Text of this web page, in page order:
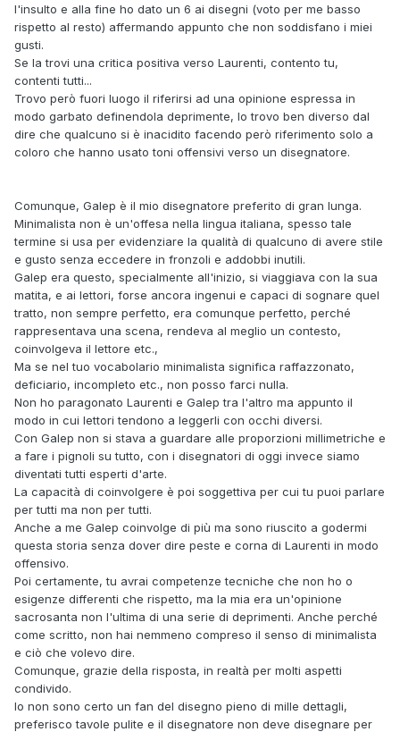
Un disegno esteticamente "scarno" può essere
efficacissimo, e "funzionare" molto meglio di uno pieno di
inutili dettaglietti da un tanto al chilo (anche se oggi, a
vedere l'orror vacui che prende i lettori alla vista di un
centimetro quadrato vuoto, mi fa pensare che molti valutino
i disegni davvero in base alla quantità di segni. Ma questo è
un altro discorso, che non hai fatto, quindi lasciamo
perdere...).
"eleganza", quindi vogliamo parlare di Donatelli? Che non
vincerà mai nessun premio come "artista" ma che era una
colonna di Zagor, e di cui nessun lettore, mai, ha mai detto
"non capisco cosa succede in questa vignetta"? O per fare
esempi extra-bonelli, parliamo dei Peanuts, o di Leo Ortolani
(di cui una nota occupatrice di sedie in salotti televisivi
disse "così so disegnare anch'io", dimostrando in un solo
colpo la sua incompetenza fumettistica e la sua arroganza.
Ma d'altronde ancora oggi c'è gente che sostiene che
Barks fosse scarso perché non faceva i tondi delle teste di
papero perfetti...)
Parliamo invece dei fulgidi esempi di quelli che vengono
esaltati come grandi disegnatori ma che si fa fatica a
leggere? Qualcuno ha letto la "graphic Novel" di Silver
Surfer di Castellini, che doveva rinnovare i fasti di John
Buscema? Non se la ricorda nessuno mentre Buscema è
immortale, magari perché Buscema era più frettoloso e
metteva meno dettagli, ma sapeva come creare tavole
dinamiche, mentre Castellini in quell'albo ha fatto
dettagliatissimi quadri scollegati uno dall'altro (altri fumetti li
ha disegnati molto meglio, ma lì davvero per la foga di
dettagliare tutto si è perso il senso del fumetto per strada).
Ma anche senza arrivare ad esempi così eclatanti, temo
che potrei fare i nomi di molti disegnatori attuali della Bonelli
(non su Tex, almeno questo...) che vengono lodati per le
tavole dettagliatissime ma chiaramente non "sanno
raccontare". Ma meglio non fare nomi che non voglio
offendere nessuno...
l'insulto e alla fine ho dato un 6 ai disegni (voto per me basso
rispetto al resto) affermando appunto che non soddisfano i miei
gusti.
Se la trovi una critica positiva verso Laurenti, contento tu,
contenti tutti...
Trovo però fuori luogo il riferirsi ad una opinione espressa in
modo garbato definendola deprimente, lo trovo ben diverso dal
dire che qualcuno si è inacidito facendo però riferimento solo a
coloro che hanno usato toni offensivi verso un disegnatore.
Comunque, Galep è il mio disegnatore preferito di gran lunga.
Minimalista non è un'offesa nella lingua italiana, spesso tale
termine si usa per evidenziare la qualità di qualcuno di avere stile
e gusto senza eccedere in fronzoli e addobbi inutili.
Galep era questo, specialmente all'inizio, si viaggiava con la sua
matita, e ai lettori, forse ancora ingenui e capaci di sognare quel
tratto, non sempre perfetto, era comunque perfetto, perché
rappresentava una scena, rendeva al meglio un contesto,
coinvolgeva il lettore etc.,
Ma se nel tuo vocabolario minimalista significa raffazzonato,
deficiario, incompleto etc., non posso farci nulla.
Non ho paragonato Laurenti e Galep tra l'altro ma appunto il
modo in cui lettori tendono a leggerli con occhi diversi.
Con Galep non si stava a guardare alle proporzioni millimetriche e
a fare i pignoli su tutto, con i disegnatori di oggi invece siamo
diventati tutti esperti d'arte.
La capacità di coinvolgere è poi soggettiva per cui tu puoi parlare
per tutti ma non per tutti.
Anche a me Galep coinvolge di più ma sono riuscito a godermi
questa storia senza dover dire peste e corna di Laurenti in modo
offensivo.
Poi certamente, tu avrai competenze tecniche che non ho o
esigenze differenti che rispetto, ma la mia era un'opinione
sacrosanta non l'ultima di una serie di deprimenti. Anche perché
come scritto, non hai nemmeno compreso il senso di minimalista
e ciò che volevo dire.
Comunque, grazie della risposta, in realtà per molti aspetti
condivido.
Io non sono certo un fan del disegno pieno di mille dettagli,
preferisco tavole pulite e il disegnatore non deve disegnare per